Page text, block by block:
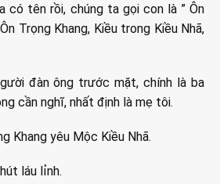
có tên rồi, chúng ta gọi con là ” Ôn
Trọng Khang, Kiều trong Kiều Nhã,
đàn ông trước mặt, chính là ba
cần nghĩ, nhất định là mẹ tôi.
Khang yêu Mộc Kiều Nhã.
láu lỉnh.